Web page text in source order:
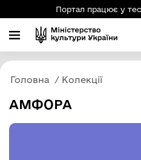
Портал працює у
Головна Колекції
АМФОРА